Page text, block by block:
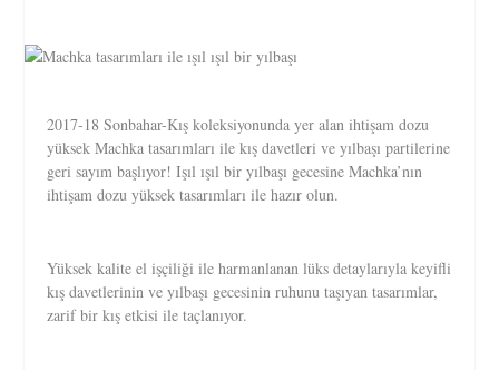
2017-18 Sonbahar-Kış koleksiyonunda yer alan ihtişam dozu
yüksek Machka tasarımları ile kış davetleri ve yılbaşı partilerine
geri sayım başlıyor! Işıl ışıl bir yılbaşı gecesine Machka’nın
ihtişam dozu yüksek tasarımları ile hazır olun.
Yüksek kalite el işçiliği ile harmanlanan lüks detaylarıyla keyifli
kış davetlerinin ve yılbaşı gecesinin ruhunu taşıyan tasarımlar,
zarif bir kış etkisi ile taçlanıyor.